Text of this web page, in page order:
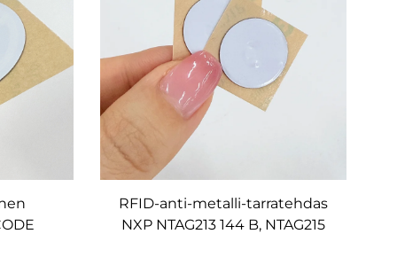
RFID-anti-metalli-tarratehdas
NXP NTAG213 144 B, NTAG215